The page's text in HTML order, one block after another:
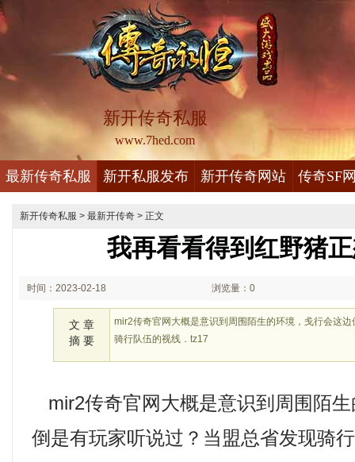
新开传奇私服
www.7hed.com
最新传奇私服 新开私服发布 新开传奇网站 传奇SF
新开传奇私服 > 最新开传奇 > 正文
我再看看得到红野猪
时间：2023-02-18 浏览量：0
文 章
摘 要
mir2传奇官网大概是意识到周围陌生的环境，戋行会这
骑行队伍的视线．tz17
mir2传奇官网大概是意识到周围陌
倒是有玩家听说过？当盟总省发现骑